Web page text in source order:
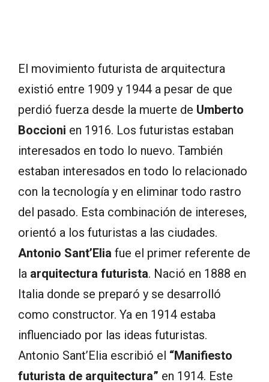
El movimiento futurista de arquitectura
existió entre 1909 y 1944 a pesar de que
perdió fuerza desde la muerte de Umberto
Boccioni en 1916. Los futuristas estaban
interesados en todo lo nuevo. También
estaban interesados en todo lo relacionado
con la tecnología y en eliminar todo rastro
del pasado. Esta combinación de intereses,
orientó a los futuristas a las ciudades.
Antonio Sant’Elia fue el primer referente de
la arquitectura futurista. Nació en 1888 en
Italia donde se preparó y se desarrolló
como constructor. Ya en 1914 estaba
influenciado por las ideas futuristas.
Antonio Sant’Elia escribió el “Manifiesto
futurista de arquitectura” en 1914. Este